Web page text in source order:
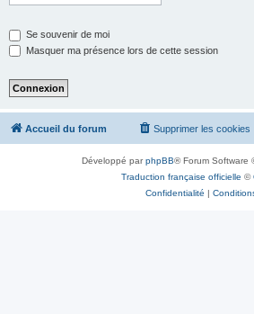
Se souvenir de moi
Masquer ma présence lors de cette session
Accueil du forum Supprimer les cookies
Développé parphpBB® Forum Software
Traduction française officielle ©
Confidentialité |